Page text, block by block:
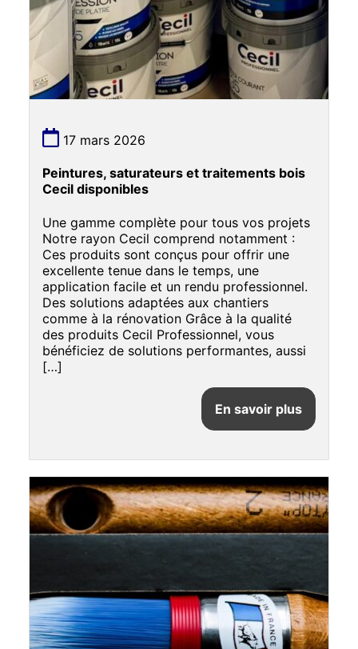
17 mars 2026
Peintures, saturateurs et traitements bois
Cecil disponibles
Une gamme complète pour tous vos projets
Notre rayon Cecil comprend notamment :
Ces produits sont conçus pour offrir une
excellente tenue dans le temps, une
application facile et un rendu professionnel.
Des solutions adaptées aux chantiers
comme à la rénovation Grâce à la qualité
des produits Cecil Professionnel, vous
bénéficiez de solutions performantes, aussi
[…]
En savoir plus